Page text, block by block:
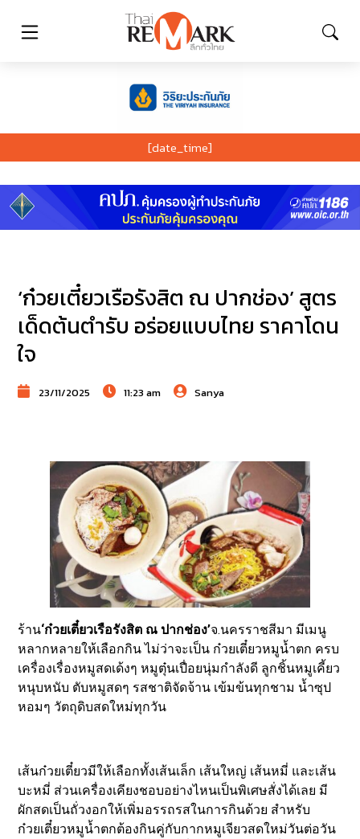
[date_time]
‘ก๋วยเตี๋ยวเรือรังสิต ณ ปากช่อง’ สูตร
เด็ดต้นตำรับ อร่อยแบบไทย ราคาโดน
ใจ
23/11/2025 11:23 am Sanya
ร้าน‘ก๋วยเตี๋ยวเรือรังสิต ณ ปากช่อง’จ.นครราชสีมา มีเมนู
หลากหลายให้เลือกกิน ไม่ว่าจะเป็น ก๋วยเตี๋ยวหมูน้ำตก ครบ
เครื่องเรื่องหมูสดเด้งๆ หมูตุ๋นเปื่อยนุ่มกำลังดี ลูกชิ้นหมูเคี้ยว
หนุบหนับ ตับหมูสดๆ รสชาติจัดจ้าน เข้มข้นทุกชาม น้ำซุป
หอมๆ วัตถุดิบสดใหม่ทุกวัน
เส้นก๋วยเตี๋ยวมีให้เลือกทั้งเส้นเล็ก เส้นใหญ่ เส้นหมี่ และเส้น
บะหมี่ ส่วนเครื่องเคียงชอบอย่างไหนเป็นพิเศษสั่งได้เลย มี
ผักสดเป็นถั่วงอกให้เพิ่มอรรถรสในการกินด้วย สำหรับ
ก๋วยเตี๋ยวหมูน้ำตกต้องกินคู่กับกากหมูเจียวสดใหม่วันต่อวัน